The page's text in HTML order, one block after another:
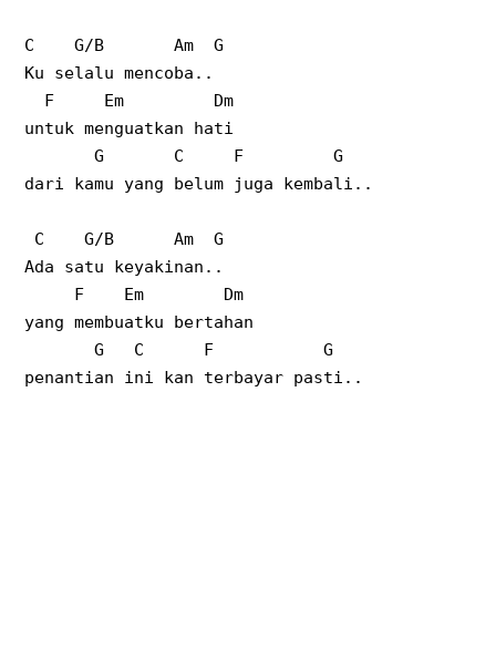
C G/B Am
G
Ku selalu mencoba..
F
Em
Dm
untuk menguatkan hati
G
C F
G
dari kamu yang belum juga kembali..
C G/B Am
G
Ada satu keyakinan..
F
Em
Dm
yang membuatku bertahan
G
C F
G
penantian ini kan terbayar pasti..